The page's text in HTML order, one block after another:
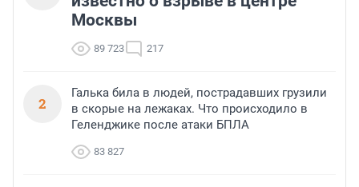
Москвы
89 723 217
2
Галька била в людей, пострадавших грузили
в скорые на лежаках. Что происходило в
Геленджике после атаки БПЛА
83 827